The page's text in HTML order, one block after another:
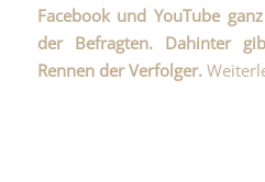
Facebook und YouTube
der Befragten. Dahinter
Rennen der Verfolger.